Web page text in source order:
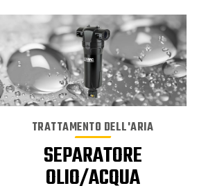
TRATTAMENTO DELL'ARIA
SEPARATORE
OLIO/ACQUA